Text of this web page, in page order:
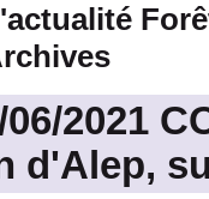
06/2021
d'Alep,